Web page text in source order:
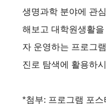
생명과학 분야에 관
해보고 대학원생활
자 운영하는 프로그
진로 탐색에 활용하
*첨부: 프로그램 포